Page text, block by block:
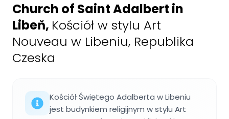
Church of Saint Adalbert in
Libeň, Kościół w stylu Art
Nouveau w Libeniu, Republika
Czeska
Kościół Świętego Adalberta w Libeniu
jest budynkiem religijnym w stylu Art